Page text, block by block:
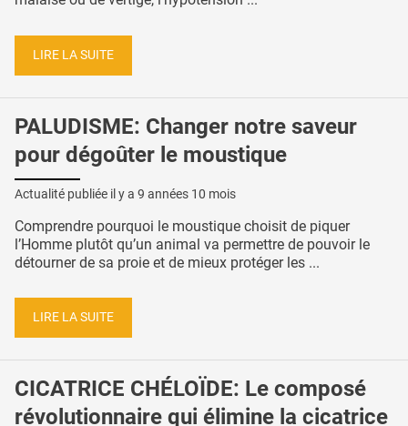
LIRE LA SUITE
PALUDISME: Changer notre saveur
pour dégoûter le moustique
Actualité publiée il y a 9 années 10 mois
Comprendre pourquoi le moustique choisit de piquer
l’Homme plutôt qu’un animal va permettre de pouvoir le
détourner de sa proie et de mieux protéger les ...
LIRE LA SUITE
CICATRICE CHÉLOÏDE: Le composé
révolutionnaire qui élimine la cicatrice